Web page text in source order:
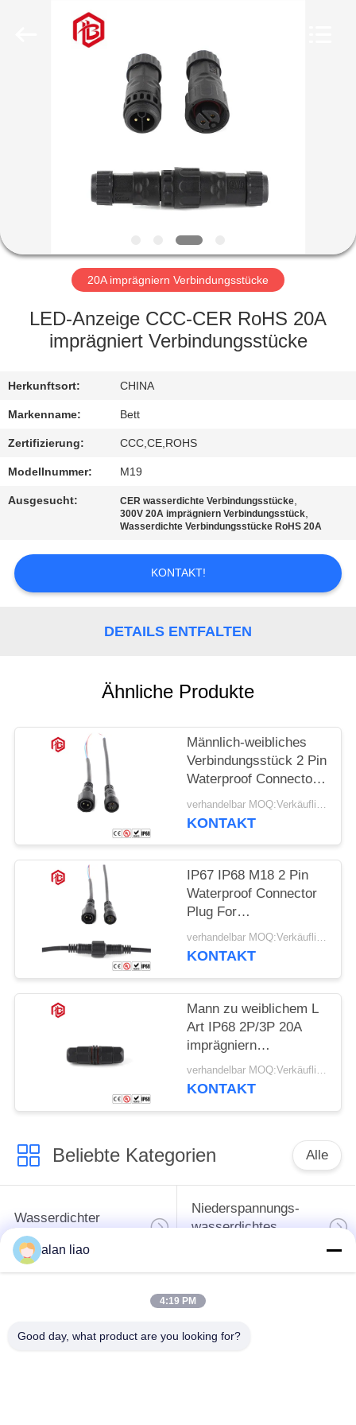
PRODUKTE
FABRIK-
AUSFLUG
QUALITÄTSKONTROLLE
SITEMAP
PRIVACY
POLICY
20A imprägniern Verbindungsstücke
LED-Anzeige CCC-CER RoHS 20A
imprägniert Verbindungsstücke
Herkunftsort: CHINA
Markenname: Bett
Zertifizierung: CCC,CE,ROHS
Modellnummer: M19
Ausgesucht: CER wasserdichte Verbindungsstücke,
300V 20A imprägniern Verbindungsstück,
Wasserdichte Verbindungsstücke RoHS 20A
KONTAKT!
DETAILS ENTFALTEN
Ähnliche Produkte
Männlich-weibliches
Verbindungsstück 2 Pin
Waterproof Connector
PVCs M18 IP67
verhandelbar MOQ:Verkäuflich
KONTAKT
IP67 IP68 M18 2 Pin
Waterproof Connector
Plug For
elektromechanisch
verhandelbar MOQ:Verkäuflich
KONTAKT
Mann zu weiblichem L
Art IP68 2P/3P 20A
imprägniern
Verbindungsstücke
verhandelbar MOQ:Verkäuflich
KONTAKT
Beliebte Kategorien Alle
Wasserdichter
Rundsteckverbinder
Niederspannungs-
wasserdichtes
Verbindungsstück
Lampenfassung E27
alan liao
4:19 PM
Good day, what product are you looking for?